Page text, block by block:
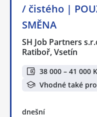
/ čistého |
SMĚNA
SH Job Partners
Ratiboř, Vsetín
38 000 – 41 000
Vhodné také
dnešní